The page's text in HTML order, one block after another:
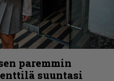
paremmin
suuntasi